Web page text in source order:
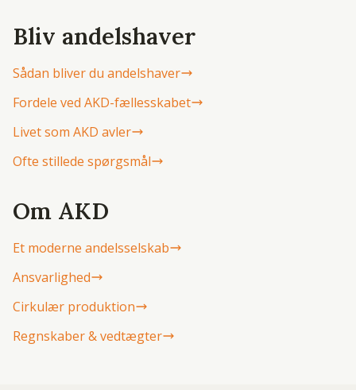
Bliv andelshaver
Sådan bliver du andelshaver
Fordele ved AKD-fællesskabet
Livet som AKD avler
Ofte stillede spørgsmål
Om AKD
Et moderne andelsselskab
Ansvarlighed
Cirkulær produktion
Regnskaber & vedtægter